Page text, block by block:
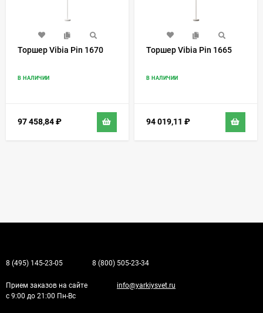
Торшер Vibia Pin 1670
В НАЛИЧИИ
97 458,84₽
Торшер Vibia Pin 1665
В НАЛИЧИИ
94 019,11 ₽
8 (495) 145-23-05 8 (800) 505-23-34
Прием заказов на сайте
с 9:00 до 21:00 Пн-Вс
info@yarkiysvet.ru